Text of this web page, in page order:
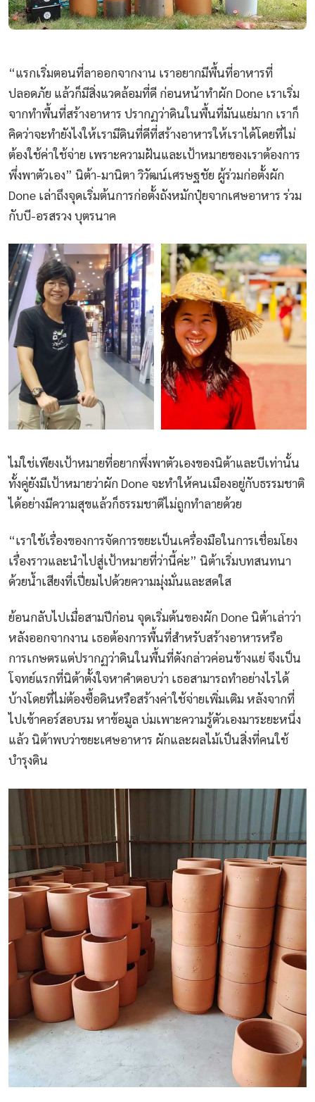
“แรกเริ่มตอนที่ลาออกจากงาน เราอยากมีพื้นที่อาหารที่
ปลอดภัย แล้วก็มีสิ่งแวดล้อมที่ดี ก่อนหน้าทำผัก Done เราเริ่ม
จากทำพื้นที่สร้างอาหาร ปรากฏว่าดินในพื้นที่มันแย่มาก เราก็
คิดว่าจะทำยังไงให้เรามีดินที่ดีที่สร้างอาหารให้เราได้โดยที่ไม่
ต้องใช้ค่าใช้จ่าย เพราะความฝันและเป้าหมายของเราต้องการ
พึ่งพาตัวเอง” นิต้า-มานิตา วิวัฒน์เศรษฐชัย ผู้ร่วมก่อตั้งผัก
Done เล่าถึงจุดเริ่มต้นการก่อตั้งถังหมักปุ๋ยจากเศษอาหาร ร่วม
กับบี-อรสรวง บุตรนาค
ไม่ใช่เพียงเป้าหมายที่อยากพึ่งพาตัวเองของนิต้าและบีเท่านั้น
ทั้งคู่ยังมีเป้าหมายว่าผัก Done จะทำให้คนเมืองอยู่กับธรรมชาติ
ได้อย่างมีความสุขแล้วก็ธรรมชาติไม่ถูกทำลายด้วย
“เราใช้เรื่องของการจัดการขยะเป็นเครื่องมือในการเชื่อมโยง
เรื่องราวและนำไปสู่เป้าหมายที่ว่านี้ค่ะ” นิต้าเริ่มบทสนทนา
ด้วยน้ำเสียงที่เปี่ยมไปด้วยความมุ่งมั่นและสดใส
ย้อนกลับไปเมื่อสามปีก่อน จุดเริ่มต้นของผัก Done นิต้าเล่าว่า
หลังออกจากงาน เธอต้องการพื้นที่สำหรับสร้างอาหารหรือ
การเกษตรแต่ปรากฏว่าดินในพื้นที่ดังกล่าวค่อนข้างแย่ จึงเป็น
โจทย์แรกที่นิต้าตั้งใจหาคำตอบว่า เธอสามารถทำอย่างไรได้
บ้างโดยที่ไม่ต้องซื้อดินหรือสร้างค่าใช้จ่ายเพิ่มเติม หลังจากที่
ไปเข้าคอร์สอบรม หาข้อมูล บ่มเพาะความรู้ตัวเองมาระยะหนึ่ง
แล้ว นิต้าพบว่าขยะเศษอาหาร ผักและผลไม้เป็นสิ่งที่คนใช้
บำรุงดิน